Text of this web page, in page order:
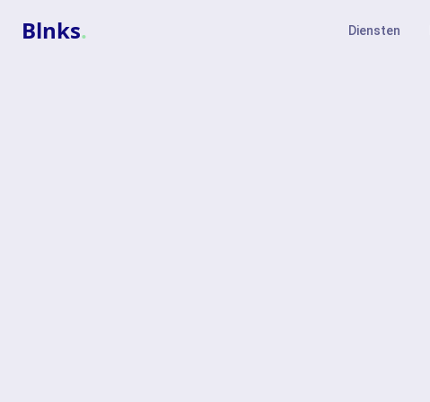
Blnks. Diensten